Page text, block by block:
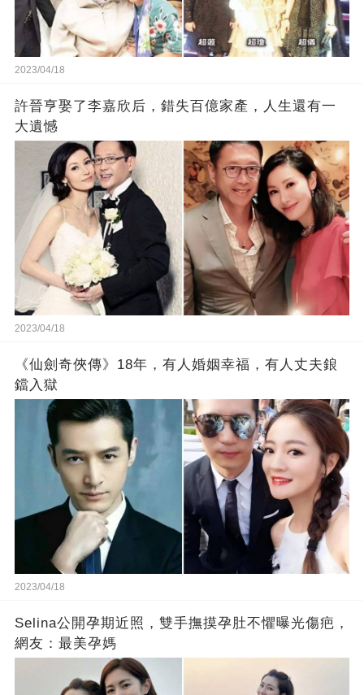
2023/04/18
許晉亨娶了李嘉欣后，錯失百億家產，人生還有一
大遺憾
2023/04/18
《仙劍奇俠傳》18年，有人婚姻幸福，有人丈夫鋃
鐺入獄
2023/04/18
Selina公開孕期近照，雙手撫摸孕肚不懼曝光傷疤，
網友：最美孕媽